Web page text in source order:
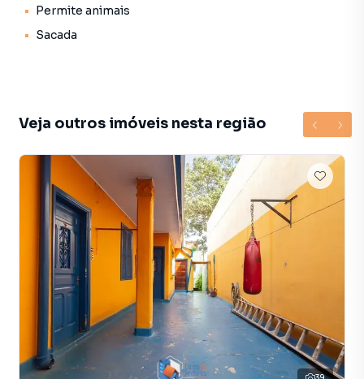
conforto para o dia a dia e também para receber amigos e
familiares. A iluminação natural e a ventilação favorecem
A cozinha é um dos grandes destaques do imóvel. Ampla,
funcional e muito bem distribuída, conta com espaço para
organização e excelente aproveitamento interno. Um
ambiente ideal para quem gosta de cozinhar e valoriza
conforto no cotidiano, além de possuir ótimo potencial
para personalização.
Na área íntima, o imóvel dispõe de 2 dormitórios com
boas dimensões, proporcionando conforto e privacidade
para toda a família. Um dos quartos conta com armário
embutido, agregando praticidade e melhor
aproveitamento do espaço. Os ambientes são bem
iluminados, ventilados e permitem diferentes
possibilidades de decoração conforme o estilo dos
Permite animais
Sacada
Veja outros imóveis nesta região